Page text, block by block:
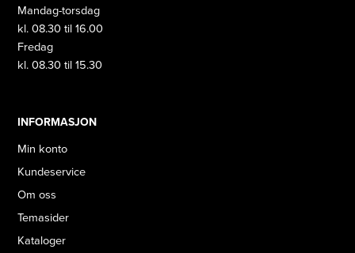
Mandag-torsdag
kl. 08.30 til 16.00
Fredag
kl. 08.30 til 15.30
INFORMASJON
Min konto
Kundeservice
Om oss
Temasider
Kataloger